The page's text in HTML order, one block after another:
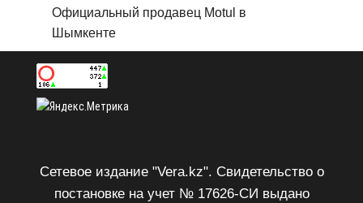
Официальный продавец Motul в
Шымкенте
Сетевое издание "Vera.kz". Свидетельство о
постановке на учет № 17626-СИ выдано